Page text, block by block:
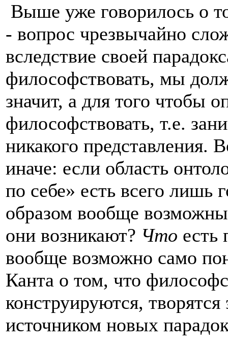
Выше уже говорилось о
- вопрос чрезвычайно
вследствие своей
философствовать, мы
значит, а для того чтобы
философствовать, т.е.
никакого представления.
иначе: если область
по себе» есть всего лишь
образом вообще
они возникают? Что есть
вообще возможно само
Канта о том, что
конструируются,
источником новых